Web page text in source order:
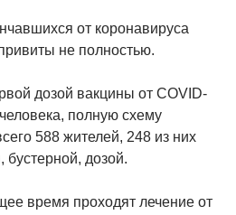
от коронавируса
не полностью.
дозой вакцины от COVID-
полную схему
588 жителей, 248 из них
бустерной, дозой.
время проходят лечение от